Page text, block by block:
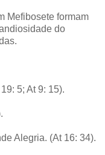
Mefibosete formam
do
5; At 9: 15).
Alegria. (At 16: 34).